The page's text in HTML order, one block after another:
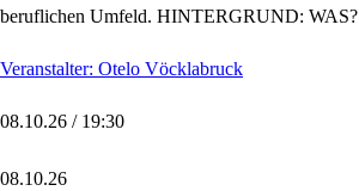
beruflichen Umfeld. HINTERGRUND:
Veranstalter: Otelo Vöcklabruck
08.10.26 / 19:30
08.10.26